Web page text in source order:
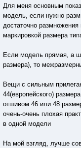
Для меня основным
модель, если нужно
достаточно
маркировкой размера
Если модель прямая, а
размера), то
Вещи с сильным
44(европейского)
отшивом 46 или 48
очень-очень плохая
в одной модели
На мой взгляд, лучше